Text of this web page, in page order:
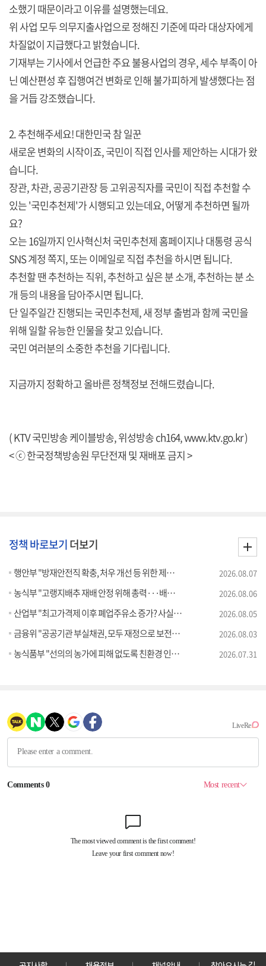
소했기 때문이라고 이유를 설명했는데요.
위 사업 모두 의무지출사업으로 정해진 기준에 따라 대상자에게
차질없이 지급했다고 밝혔습니다.
기재부는 기사에서 언급한 주요 불용사업의 경우, 세수 부족이 아
닌 예산편성 후 집행여건 변화로 인해 불가피하게 발생했다는 점
을 거듭 강조했습니다.
2. 추천해주세요! 대한민국 참 일꾼
새로운 변화의 시작이죠, 국민이 직접 인사를 제안하는 시대가 왔
습니다.
장관, 차관, 공공기관장 등 고위공직자를 국민이 직접 추천할 수
있는 '국민추천제'가 시행되고 있는데요, 어떻게 추천하면 될까
요?
오는 16일까지 인사혁신처 국민추천제 홈페이지나 대통령 공식
SNS 계정 쪽지, 또는 이메일로 직접 추천을 하시면 됩니다.
추천할 땐 추천하는 직위, 추천하고 싶은 분 소개, 추천하는 분 소
개 등의 내용을 담아주시면 됩니다.
단 일주일간 진행되는 국민추천제, 새 정부 출범과 함께 국민을
위해 일할 유능한 인물을 찾고 있습니다.
국민 여러분의 소중한 추천을 기다립니다.
지금까지 정확하고 올바른 정책정보 전해드렸습니다.
( KTV 국민방송 케이블방송, 위성방송 ch164,www.ktv.go.kr)
< ⓒ 한국정책방송원 무단전재 및 재배포 금지 >
정책 바로보기더보기
행안부 "방재안전직 확충, 처우 개선 등 위한 제도개선 추진" [정책 바로보기] 2026.08.07
농식부 "고랭지배추 재배 안정 위해 총력···배추가격 점차 안정세" [정책 바로보기] 2026.08.06
산업부 "최고가격제 이후 폐업주유소 증가? 사실 아냐" [정책 바로보기] 2026.08.05
금융위 "공공기관 부실채권, 모두 재정으로 보전되는 것 아냐" [정책 바로보기] 2026.08.03
농식품부 "선의의 농가에 피해 없도록 친환경 인증제 개선" [정책 바로보기] 2026.07.31